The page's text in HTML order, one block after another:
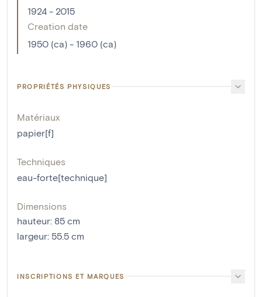
1924 - 2015
Creation date
1950 (ca) - 1960 (ca)
PROPRIÉTÉS PHYSIQUES
Matériaux
papier[f]
Techniques
eau-forte[technique]
Dimensions
hauteur: 85 cm
largeur: 55.5 cm
INSCRIPTIONS ET MARQUES